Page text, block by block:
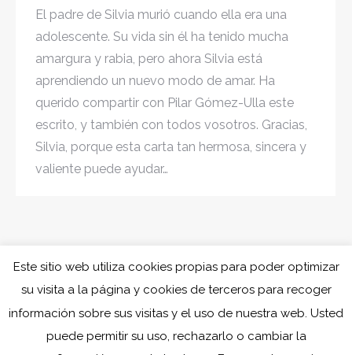
El padre de Silvia murió cuando ella era una
adolescente. Su vida sin él ha tenido mucha
amargura y rabia, pero ahora Silvia está
aprendiendo un nuevo modo de amar. Ha
querido compartir con Pilar Gómez-Ulla este
escrito, y también con todos vosotros. Gracias,
Silvia, porque esta carta tan hermosa, sincera y
valiente puede ayudar…
Este sitio web utiliza cookies propias para poder optimizar
su visita a la página y cookies de terceros para recoger
información sobre sus visitas y el uso de nuestra web. Usted
puede permitir su uso, rechazarlo o cambiar la